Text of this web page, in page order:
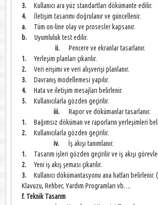
3.Kullanıcı ara yüz standartları dökümante edilir.
4. İletişim tasarımı doğrulanır ve güncellenir.
a. Tüm on-line olay ve prosesler kapsanır.
b.Uyumluluk test edilir.
ii.Pencere ve ekranlar tasarlanır.
1.Yerleşim planları çıkarılır.
2.Veri erişimi ve veri alışverişi planlanır.
3.Davranış modellemesi yapılır.
4.Hata ve iletişim mesajları belirlenir.
5.Kullanıcılarla gözden geçirilir.
iii.Rapor ve dökümanlar tasarlanır.
1.Bağımsız döküman ve raporların yerleşimleri
2.Kullanıcılarla gözden geçirilir.
iv. İş akışı tanımlanır.
1. Tasarım işleri gözden geçirilir ve iş akışı
2.Yeni iş akış şeması çıkarılır.
3.Kullanıcı dökümantasyonu ana hatları belirlenir.
Klavuzu, Rehber, Yardım Programları vb….
f. Teknik Tasarım